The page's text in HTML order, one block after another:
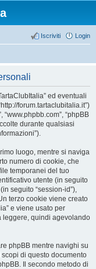
Login
Iscriviti
ed eventuali
forum.tartaclubitalia.it”)
“www.phpbb.com”, “phpBB
durante qualsiasi
luogo, mentre si naviga
numero di cookie, che
temporanei del tuo
utente (in seguito
seguito “session-id”),
terzo cookie viene creato
e viene usato per
leggere, quindi agevolando
phpBB mentre navighi su
di questo documento
Il secondo metodo di